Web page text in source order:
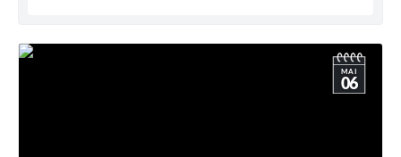
MAI
06